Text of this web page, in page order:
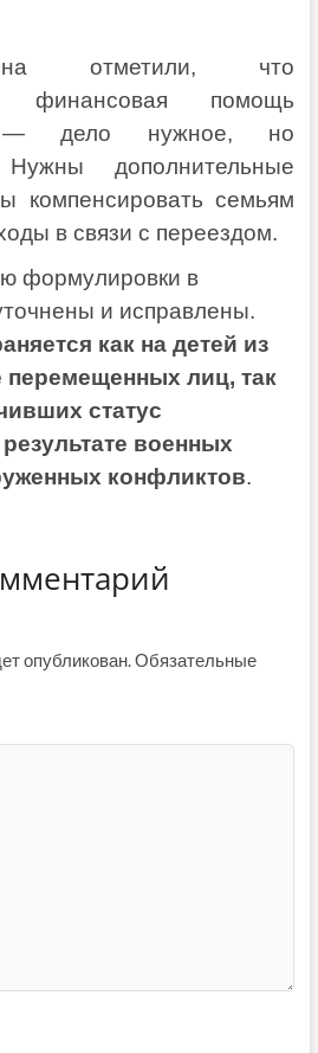
отметили, что
финансовая помощь
— дело нужное, но
Нужны дополнительные
компенсировать семьям
в связи с переездом.
формулировки в
и исправлены.
как на детей из
перемещенных лиц, так
статус
военных
конфликтов.
опубликован.Обязательные